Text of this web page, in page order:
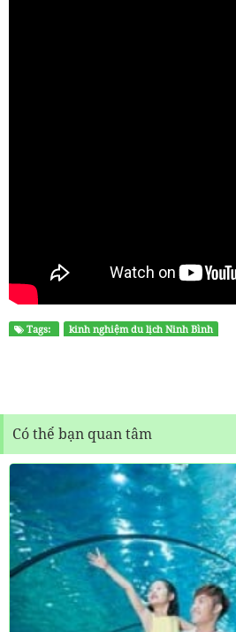
Tags: kinh nghiệm du lịch Ninh Bình
Có thể bạn quan tâm